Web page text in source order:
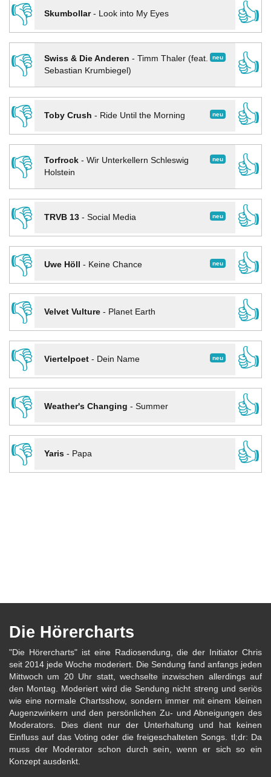
👎
Skumbollar- Look into My Eyes
👍
👎
neu
Swiss & Die Anderen - Timm Thaler (feat.
Sebastian Krumbiegel)
👍
👎
neu
Toby Crush - Ride Until the Morning
👍
👎
neu
Torfrock- Wir Unterkellern Schleswig
Holstein
👍
👎
neu
TRVB 13- Social Media
👍
👎
neu
Uwe Höll - Keine Chance
👍
👎
Velvet Vulture- Planet Earth
👍
👎
neu
Viertelpoet- Dein Name
👍
👎
Weather's Changing - Summer
👍
👎
Yaris- Papa 👍
Die Hörercharts
"Die Hörercharts" ist eine Radiosendung, die der Initiator Chris
seit 2014 jede Woche moderiert. Die Sendung fand anfangs jeden
Mittwoch um 20 Uhr statt, wechselte inzwischen allerdings auf
den Montag. Moderiert wird die Sendung nicht streng und seriös
wie eine normale Chartsshow, sondern immer mit einem kleinen
Augenzwinkern und den persönlichen Zu- und Abneigungen des
Moderators. Dies dient nur der Unterhaltung und hat keinen
Einfluss auf das Voting oder die freigeschalteten Songs. tl;dr: Da
muss der Moderator schon durch sein, wenn er sich so ein
Konzept ausdenkt.